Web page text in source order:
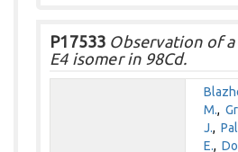
P17533 Observation of
E4 isomer in 98Cd.
M.,
J.,
E.,